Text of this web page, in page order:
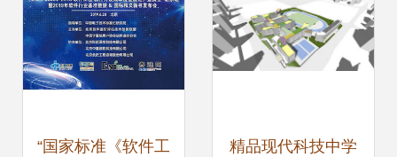
“国家标准《软件工 精品现代科技中学